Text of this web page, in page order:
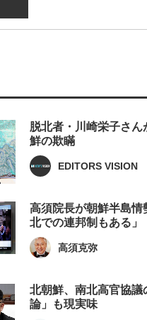
脱北者・川崎栄子さ
鮮の欺瞞
EDITORS VISION
高須院長が朝鮮半島
北での連邦制もある」
高須克弥
北朝鮮、南北高官協
論」も現実味